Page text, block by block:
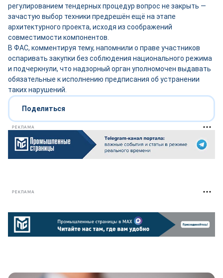
регулированием тендерных процедур вопрос не закрыть —
зачастую выбор техники предрешён ещё на этапе
архитектурного проекта, исходя из соображений
совместимости компонентов.
В ФАС, комментируя тему, напомнили о праве участников
оспаривать закупки без соблюдения национального режима
и подчеркнули, что надзорный орган уполномочен выдавать
обязательные к исполнению предписания об устранении
таких нарушений.
Поделиться
РЕКЛАМА
РЕКЛАМА